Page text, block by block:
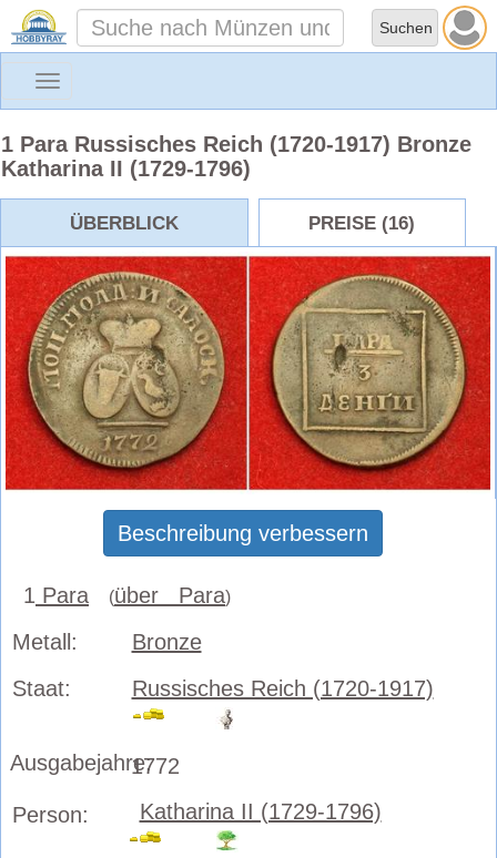
Toggle
1 Para Russisches Reich (1720-1917) Bronze
Katharina II (1729-1796)
ÜBERBLICK PREISE (16)
Beschreibung verbessern
1 Para (über Para)
Metall:
Bronze
Staat:
Russisches Reich (1720-1917)
Ausgabejahre:1772
Person:
Katharina II (1729-1796)